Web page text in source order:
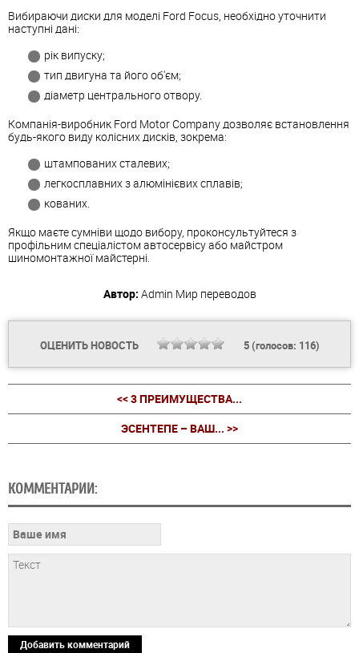
Вибираючи диски для моделі Ford Focus, необхідно уточнити
наступні дані:
рік випуску;
тип двигуна та його об'єм;
діаметр центрального отвору.
Компанія-виробник Ford Motor Company дозволяє встановлення
будь-якого виду колісних дисків, зокрема:
штампованих сталевих;
легкосплавних з алюмінієвих сплавів;
кованих.
Якщо маєте сумніви щодо вибору, проконсультуйтеся з
профільним спеціалістом автосервісу або майстром
шиномонтажної майстерні.
Автор: Admin Мир переводов
ОЦЕНИТЬ НОВОСТЬ 5(голосов: 116)
<< 3 ПРЕИМУЩЕСТВА...
ЭСЕНТЕПЕ – ВАШ... >>
КОММЕНТАРИИ:
Добавить комментарий